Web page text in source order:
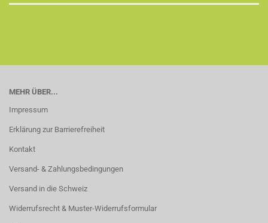
MEHR ÜBER...
Impressum
Erklärung zur Barrierefreiheit
Kontakt
Versand- & Zahlungsbedingungen
Versand in die Schweiz
Widerrufsrecht & Muster-Widerrufsformular